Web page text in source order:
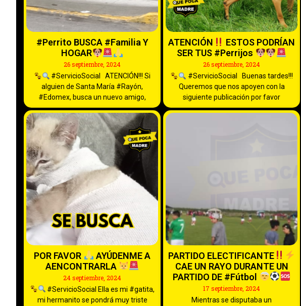
#Perrito BUSCA #Familia Y
HOGAR
26 septiembre, 2024
#ServicioSocial ATENCIÓN!!! Si
alguien de Santa María #Rayón,
#Edomex, busca un nuevo amigo,
ATENCIÓN
ESTOS PODRÍAN
SER TUS #Perrijos
26 septiembre, 2024
#ServicioSocial Buenas tardes!!!
Queremos que nos apoyen con la
siguiente publicación por favor
POR FAVOR
AYÚDENME A
AENCONTRARLA
24 septiembre, 2024
#ServicioSocial Ella es mi #gatita,
mi hermanito se pondrá muy triste
PARTIDO ELECTIFICANTE
CAE UN RAYO DURANTE UN
PARTIDO DE #Fútbol
17 septiembre, 2024
Mientras se disputaba un